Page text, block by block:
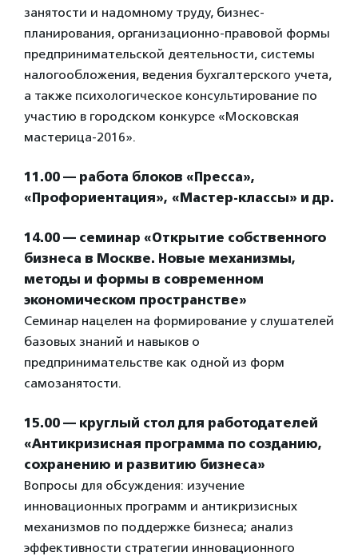
занятости и надомному труду, бизнес-
планирования, организационно-правовой формы
предпринимательской деятельности, системы
налогообложения, ведения бухгалтерского учета,
а также психологическое консультирование по
участию в городском конкурсе «Московская
мастерица-2016».
11.00 — работа блоков «Пресса»,
«Профориентация», «Мастер-классы» и др.
14.00 — семинар «Открытие собственного
бизнеса в Москве. Новые механизмы,
методы и формы в современном
экономическом пространстве»
Семинар нацелен на формирование у слушателей
базовых знаний и навыков о
предпринимательстве как одной из форм
самозанятости.
15.00 — круглый стол для работодателей
«Антикризисная программа по созданию,
сохранению и развитию бизнеса»
Вопросы для обсуждения: изучение
инновационных программ и антикризисных
механизмов по поддержке бизнеса; анализ
эффективности стратегии инновационного